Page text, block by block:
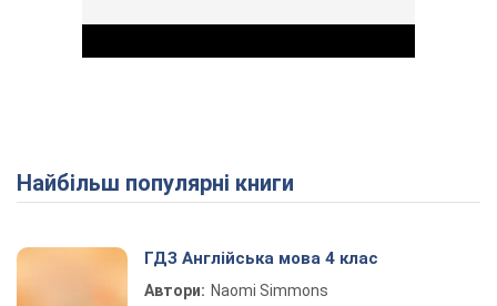
Play Video
Найбільш популярні книги
ГДЗ Англійська мова 4 клас
Автори: Naomi Simmons